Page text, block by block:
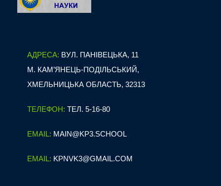
АДРЕСА: ВУЛ. ПАНІВЕЦЬКА, 11
М. КАМ’ЯНЕЦЬ-ПОДІЛЬСЬКИЙ,
ХМЕЛЬНИЦЬКА ОБЛАСТЬ, 32313
ТЕЛЕФОН: ТЕЛ. 5-16-80
EMAIL: MAIN@KP3.SCHOOL
EMAIL: KPNVK3@GMAIL.COM